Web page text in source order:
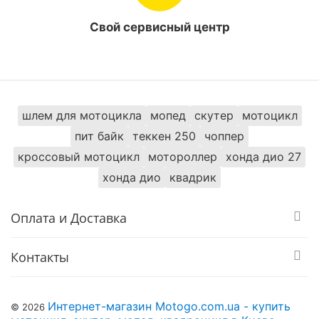
встроенная противоугонная система обеспечивают
высокий уровень удобствоа и безопасность. Также
режима.
Приборная панель: LED дисплей.
Тип ландшафта Бездорожье
градусов
15
Производитель
Wuxi Jose
Electric
Максимальная
Свой сервисный центр
шлем для мотоцикла мопед скутер
мотоцикл
пит байк
теккен 250
чоппер
кроссовый мотоцикл
мотороллер
хонда дио 27
хонда дио
квадрик
Оплата и Доставка
Контакты
© 2026 Интернет-магазин Motogo.com.ua - купить